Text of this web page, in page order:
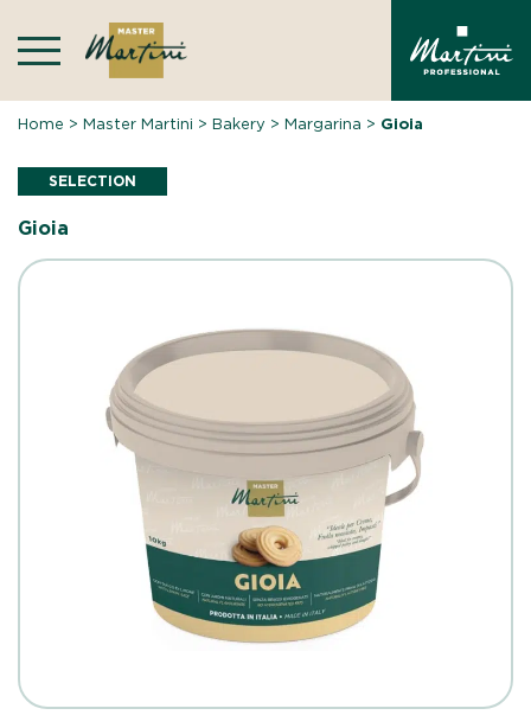
content
Home >Master Martini >Bakery >Margarina > Gioia
SELECTION
Gioia